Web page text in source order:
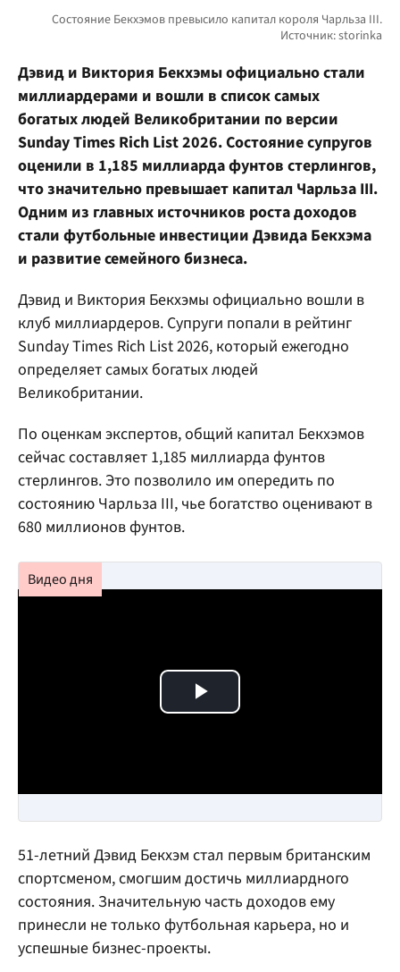
Дэвид и Виктория Бекхэмы официально стали
миллиардерами и вошли в список самых
богатых людей Великобритании по версии
Sunday Times Rich List 2026. Состояние супругов
оценили в 1,185 миллиарда фунтов стерлингов,
что значительно превышает капитал Чарльза III.
Одним из главных источников роста доходов
стали футбольные инвестиции Дэвида Бекхэма
и развитие семейного бизнеса.
Дэвид и Виктория Бекхэмы официально вошли в
клуб миллиардеров. Супруги попали в рейтинг
Sunday Times Rich List 2026, который ежегодно
определяет самых богатых людей
Великобритании.
По оценкам экспертов, общий капитал Бекхэмов
сейчас составляет 1,185 миллиарда фунтов
стерлингов. Это позволило им опередить по
состоянию Чарльза III, чье богатство оценивают в
680 миллионов фунтов.
Play Video
51-летний Дэвид Бекхэм стал первым британским
спортсменом, смогшим достичь миллиардного
состояния. Значительную часть доходов ему
принесли не только футбольная карьера, но и
успешные бизнес-проекты.